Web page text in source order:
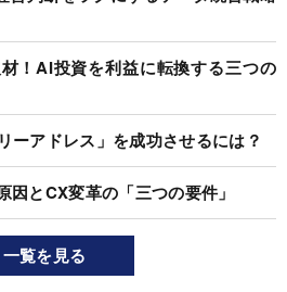
！AI投資を利益に転換する三つの
ーアドレス」を成功させるには？
とCX変革の「三つの要件」
一覧を見る